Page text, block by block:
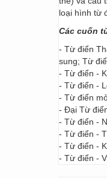
loại hình từ
Các cuốn
- Từ điển
sung; Từ
- Từ điển -
- Từ điển -
- Từ điển
- Đại Từ
- Từ điển -
- Từ điển -
- Từ điển -
- Từ điển -